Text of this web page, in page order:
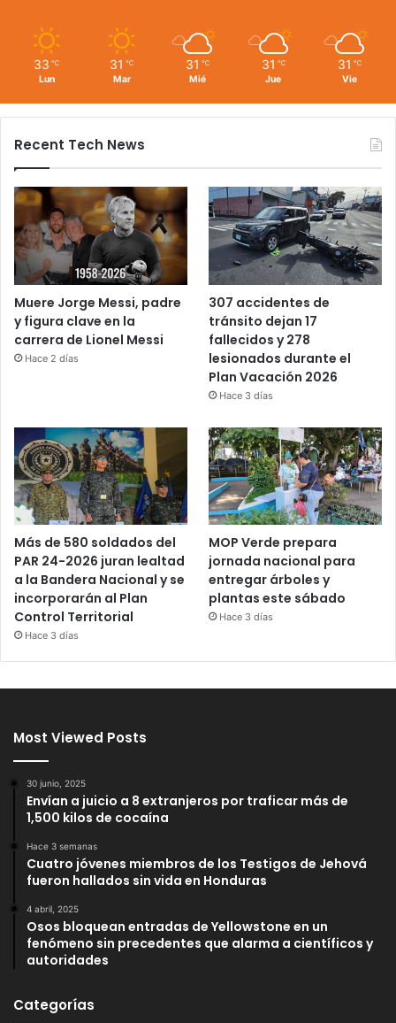
33 ℃
Lun
31 ℃
Mar
31 ℃
Mié
31 ℃
Jue
31 ℃
Vie
Recent Tech News
Muere Jorge Messi, padre
y figura clave en la
carrera de Lionel Messi
Hace 2 días
307 accidentes de
tránsito dejan 17
fallecidos y 278
lesionados durante el
Plan Vacación 2026
Hace 3 días
Más de 580 soldados del
PAR 24-2026 juran lealtad
a la Bandera Nacional y se
incorporarán al Plan
Control Territorial
Hace 3 días
MOP Verde prepara
jornada nacional para
entregar árboles y
plantas este sábado
Hace 3 días
Most Viewed Posts
30 junio, 2025
Envían a juicio a 8 extranjeros por traficar más de
1,500 kilos de cocaína
Hace 3 semanas
Cuatro jóvenes miembros de los Testigos de Jehová
fueron hallados sin vida en Honduras
4 abril, 2025
Osos bloquean entradas de Yellowstone en un
fenómeno sin precedentes que alarma a científicos y
autoridades
Categorías